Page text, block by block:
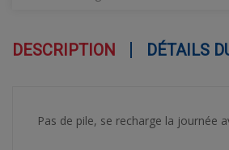
DESCRIPTION DÉTAILS
Pas de pile, se recharge la journée